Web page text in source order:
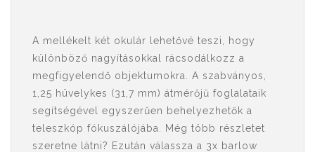
A mellékelt két okulár lehetővé teszi, hogy
különböző nagyításokkal rácsodálkozz a
megfigyelendő objektumokra. A szabványos,
1,25 hüvelykes (31,7 mm) átmérőjű foglalataik
segítségével egyszerűen behelyezhetők a
teleszkóp fókuszálójába. Még több részletet
szeretne látni? Ezután válassza a 3x barlow